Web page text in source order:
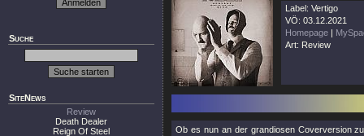
Suche
SiteNews
Review
Death Dealer
Reign Of Steel
Label: Vertigo
VÖ: 03.12.2021
Homepage |
Art: Review
Ob es nun an der grandiosen Coverversion